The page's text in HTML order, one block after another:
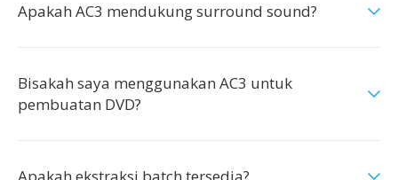
Apakah AC3 mendukung surround sound?
Bisakah saya menggunakan AC3 untuk
pembuatan DVD?